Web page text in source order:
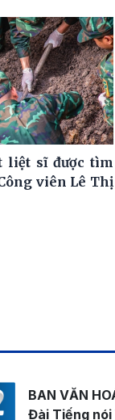
liệt sĩ được tìm
viên Lê Thị
BAN VĂN
Đài Tiếng nói